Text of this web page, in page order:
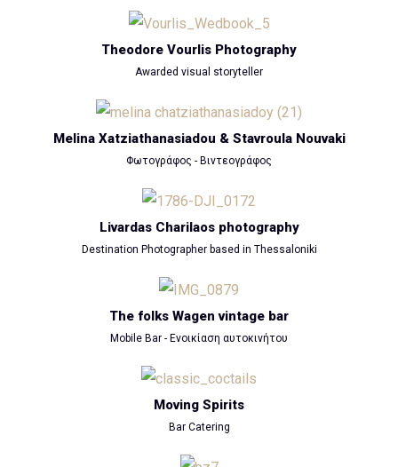
Theodore Vourlis Photography
Awarded visual storyteller
Melina Xatziathanasiadou & Stavroula Nouvaki
Φωτογράφος - Βιντεογράφος
Livardas Charilaos photography
Destination Photographer based in Thessaloniki
The folks Wagen vintage bar
Mobile Bar - Ενοικίαση αυτοκινήτου
Moving Spirits
Bar Catering